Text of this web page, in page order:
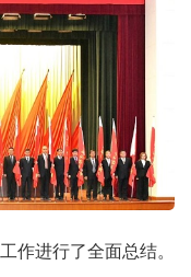
作进行了全面总结。